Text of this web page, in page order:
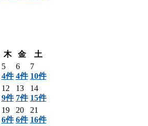
木 金
土
5
4件
6
4件
7
10件
12
9件
13
7件
14
15件
19
6件
20
6件
21
16件